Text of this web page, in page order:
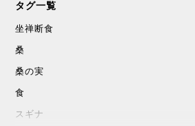
タグ一覧
坐禅断食
桑
桑の実
食
スギナ